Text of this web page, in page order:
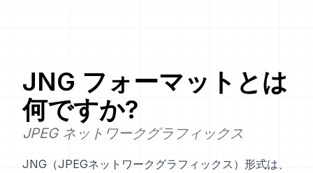
JNG フォーマットとは
何ですか?
JPEG ネットワークグラフィックス
JNG（JPEGネットワークグラフィックス）形式は、